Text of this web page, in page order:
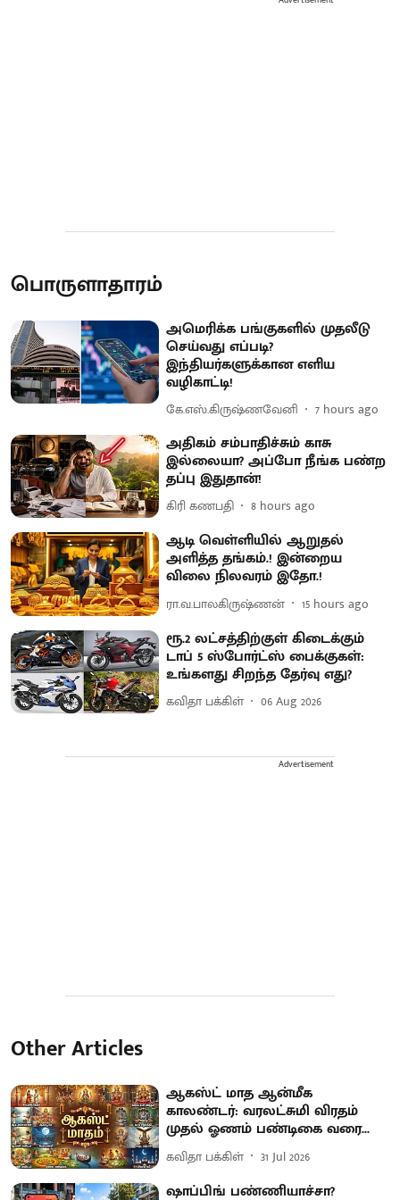
பொருளாதாரம்
அமெரிக்க பங்குகளில் முதலீடு
செய்வது எப்படி?
இந்தியர்களுக்கான எளிய
வழிகாட்டி!
கே.எஸ்.கிருஷ்ணவேனி 7 hours ago
அதிகம் சம்பாதிச்சும் காசு
இல்லையா? அப்போ நீங்க பண்ற
தப்பு இதுதான்!
கிரி கணபதி 8 hours ago
ஆடி வெள்ளியில் ஆறுதல்
அளித்த தங்கம்.! இன்றைய
விலை நிலவரம் இதோ.!
ரா.வ.பாலகிருஷ்ணன் 15 hours ago
ரூ.2 லட்சத்திற்குள் கிடைக்கும்
டாப் 5 ஸ்போர்ட்ஸ் பைக்குகள்:
உங்களது சிறந்த தேர்வு எது?
கவிதா பக்கிள் 06 Aug 2026
Advertisement
Other Articles
ஆகஸ்ட் மாத ஆன்மீக
காலண்டர்: வரலட்சுமி விரதம்
முதல் ஓணம் பண்டிகை வரை...
கவிதா பக்கிள் 31 Jul 2026
ஷாப்பிங் பண்ணியாச்சா?